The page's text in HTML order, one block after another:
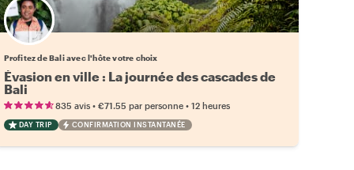
Choisissez votre local favori
Profitez de Bali avec l'hôte votre choix
Évasion en ville : La journée des cascades de
Bali
835 avis• €71.55 par personne• 12 heures
DAY TRIP CONFIRMATION INSTANTANÉE